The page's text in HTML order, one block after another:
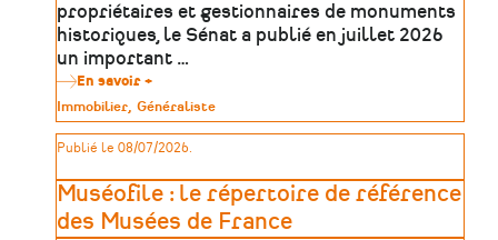
propriétaires et gestionnaires de monuments
historiques, le Sénat a publié en juillet 2026
un important …
En savoir +
Rapport
du
Sénat
:
du
patrimoine
monumental
un
Type
de
patrimoine
Immobilier Généraliste
Publié le 08/07/2026.
Muséofile : le répertoire de référence
des Musées de France